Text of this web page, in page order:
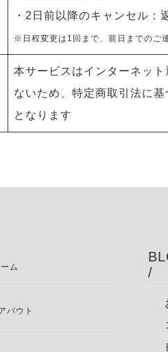
・2日前以降のキャンセル：
※日程変更は1回まで、前日までのご
本サービスはインターネッ
ないため、特定商取引法に
となります
ム
バウト
/